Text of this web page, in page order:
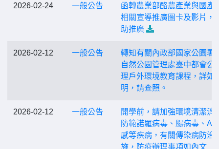
2026-02-24 一般公告
函轉農業部酪農產業與國產
相關宣導推廣圖卡及影片，
助推廣
2026-02-12 一般公告
轉知有關內政部國家公園署
自然公園管理處臺中都會公
理戶外環境教育課程，詳如
明，請查照。
2026-02-12 一般公告
開學前，請加強環境清潔消
防範諾羅病毒、腸病毒、A
感等疾病，有關傳染病防治
施，防疫辦理事項如內文